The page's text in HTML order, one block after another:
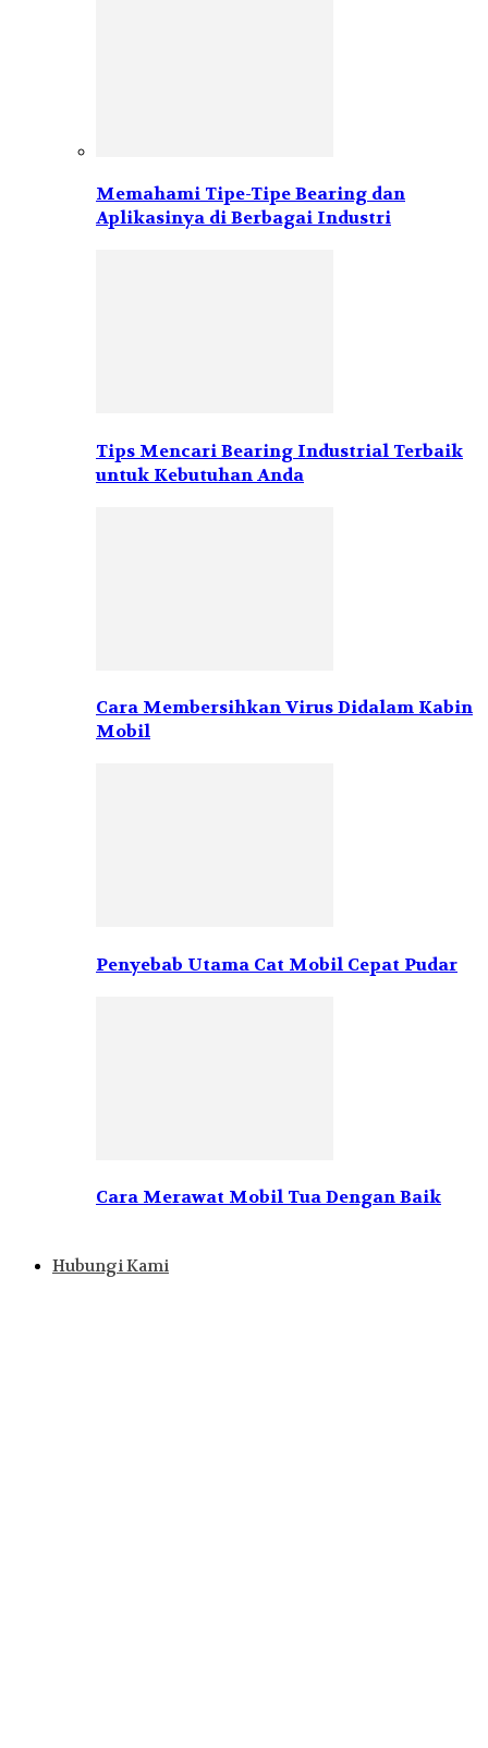
Memahami Tipe-Tipe Bearing dan
Aplikasinya di Berbagai Industri
Tips Mencari Bearing Industrial Terbaik
untuk Kebutuhan Anda
Cara Membersihkan Virus Didalam Kabin
Mobil
Penyebab Utama Cat Mobil Cepat Pudar
Cara Merawat Mobil Tua Dengan Baik
Hubungi Kami